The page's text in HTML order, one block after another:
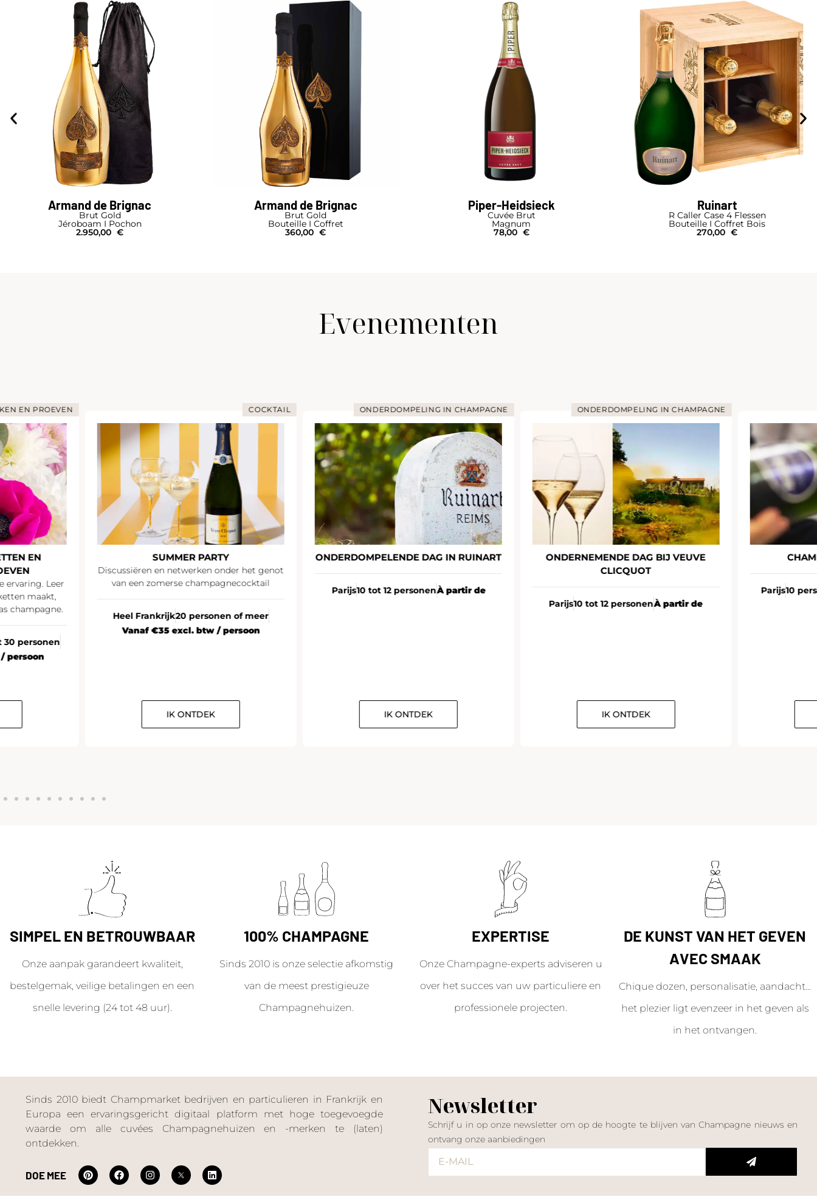
Armand de Brignac
Brut Gold
Jéroboam I Pochon
2.950,00 €
Armand de Brignac
Brut Gold
Bouteille I Coffret
360,00 €
Piper-Heidsieck
Cuvée Brut
Magnum
78,00 €
Ruinart
R Caller Case 4 Flessen
Bouteille I Coffret Bois
270,00 €
Evenementen
EN PROEVEN
EN
ervaring. Leer
maakt,
champagne.
30 personen
persoon
COCKTAIL
SUMMER PARTY
Discussiëren en netwerken onder het genot
van een zomerse champagnecocktail
Heel Frankrijk20 personen of meer
Vanaf €35 excl. btw / persoon
IK ONTDEK
ONDERDOMPELING IN CHAMPAGNE
ONDERDOMPELENDE DAG IN RUINART
Parijs10 tot 12 personenÀ partir de
IK ONTDEK
ONDERDOMPELING IN CHAMPAGNE
ONDERNEMENDE DAG BIJ VEUVE
CLICQUOT
Parijs10 tot 12 personenÀ partir de
IK ONTDEK
Parijs10
SIMPEL EN BETROUWBAAR
Onze aanpak garandeert kwaliteit,
bestelgemak, veilige betalingen en een
snelle levering (24 tot 48 uur).
100% CHAMPAGNE
Sinds 2010 is onze selectie afkomstig
van de meest prestigieuze
Champagnehuizen.
EXPERTISE
Onze Champagne-experts adviseren u
over het succes van uw particuliere en
professionele projecten.
DE KUNST VAN HET GEVEN
AVEC SMAAK
Chique dozen, personalisatie, aandacht...
het plezier ligt evenzeer in het geven als
in het ontvangen.
Sinds 2010 biedt Champmarket bedrijven en particulieren in Frankrijk en
Europa een ervaringsgericht digitaal platform met hoge toegevoegde
waarde om alle cuvées Champagnehuizen en -merken te (laten)
ontdekken.
DOE MEE
Newsletter
Schrijf u in op onze newsletter om op de hoogte te blijven van Champagne nieuws en
ontvang onze aanbiedingen